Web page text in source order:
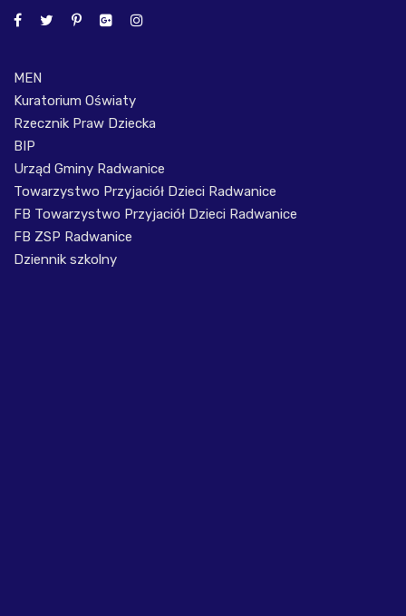
MEN
Kuratorium Oświaty
Rzecznik Praw Dziecka
BIP
Urząd Gminy Radwanice
Towarzystwo Przyjaciół Dzieci Radwanice
FB Towarzystwo Przyjaciół Dzieci Radwanice
FB ZSP Radwanice
Dziennik szkolny